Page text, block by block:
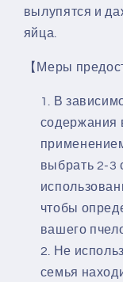
вылупятся и
яйца.
【Меры
В
содержания
выбрать 2-3
чтобы
вашего
Не
семья